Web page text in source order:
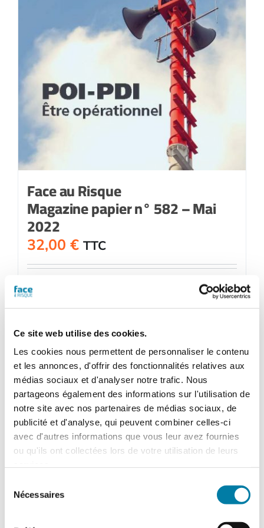
Ce site web utilise des cookies.
Les cookies nous permettent de personnaliser le contenu
et les annonces, d'offrir des fonctionnalités relatives aux
médias sociaux et d'analyser notre trafic. Nous
partageons également des informations sur l'utilisation de
notre site avec nos partenaires de médias sociaux, de
publicité et d'analyse, qui peuvent combiner celles-ci
avec d'autres informations que vous leur avez fournies
ou qu'ils ont collectées lors de votre utilisation de leurs
Nécessaires
Face au Risque
Magazine papier n° 582 – Mai
2022
32,00 € TTC
de
au
RisqueMagazine
papier
n°
582
2022